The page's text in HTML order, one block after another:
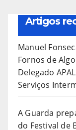
Artigos
Manuel
Fornos de
Delegado
Serviços
A Guarda
do Festival de